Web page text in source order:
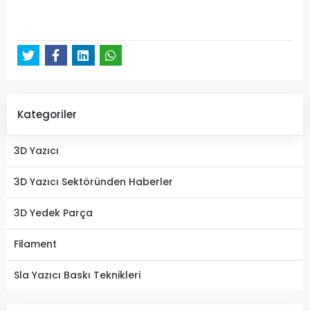
Kategoriler
3D Yazıcı
3D Yazıcı Sektöründen Haberler
3D Yedek Parça
Filament
Sla Yazıcı Baskı Teknikleri